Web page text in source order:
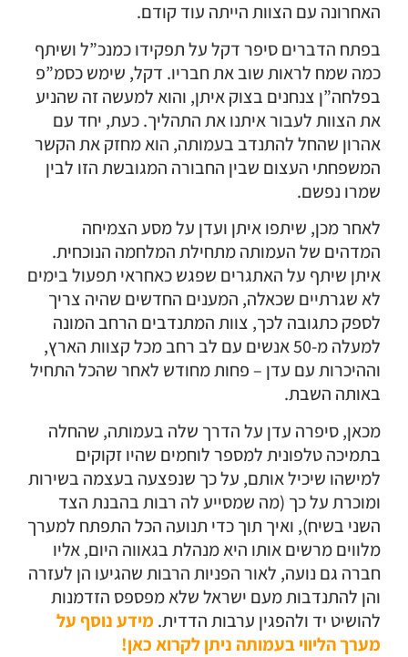
האחרונה עם הצוות הייתה עוד קודם.
בפתח הדברים סיפר דקל על תפקידו כמנכ”ל ושיתף
כמה שמח לראות שוב את חבריו. דקל, שימש כסמ”פ
בפלחה”ן צנחנים בצוק איתן, והוא למעשה זה שהניע
את הצוות לעבור איתנו את התהליך. כעת, יחד עם
אהרון שהחל להתנדב בעמותה, הוא מחזק את הקשר
המשפחתי העצום שבין החבורה המגובשת הזו לבין
שמרו נפשם.
לאחר מכן, שיתפו איתן ועדן על מסע הצמיחה
המדהים של העמותה מתחילת המלחמה הנוכחית.
איתן שיתף על האתגרים שפגש כאחראי תפעול בימים
לא שגרתיים שכאלה, המענים החדשים שהיה צריך
לספק כתגובה לכך, צוות המתנדבים הרחב המונה
למעלה מ-50 אנשים עם לב רחב מכל קצוות הארץ,
וההיכרות עם עדן – פחות מחודש לאחר שהכל התחיל
באותה השבת.
מכאן, סיפרה עדן על הדרך שלה בעמותה, שהחלה
בתמיכה טלפונית למספר לוחמים שהיו זקוקים
למישהו שיכיל אותם, על כך שנפצעה בעצמה בשירות
ומוכרת על כך (מה שמסייע לה רבות בהבנת הצד
השני בשיח), ואיך תוך כדי תנועה הכל התפתח למערך
מלווים מרשים אותו היא מנהלת בגאווה היום, אליו
חברה גם נועה, לאור הפניות הרבות שהגיעו הן לעזרה
והן להתנדבות מעם ישראל שלא מפספס הזדמנות
להושיט יד ולהפגין ערבות הדדית. מידע נוסף על
מערך הליווי בעמותה ניתן לקרוא כאן!